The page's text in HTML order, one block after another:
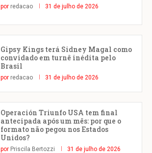
por redacao 31 de julho de 2026
Gipsy Kings terá Sidney Magal como
convidado em turnê inédita pelo
Brasil
por redacao 31 de julho de 2026
Operación Triunfo USA tem final
antecipada após um mês: por que o
formato não pegou nos Estados
Unidos?
por Priscila Bertozzi 31 de julho de 2026